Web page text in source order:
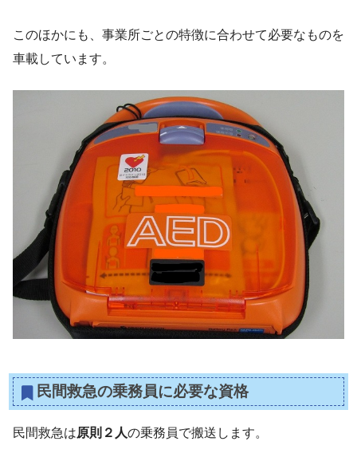
このほかにも、事業所ごとの特徴に合わせて必要なものを
車載しています。
民間救急の乗務員に必要な資格
民間救急は原則２人の乗務員で搬送します。